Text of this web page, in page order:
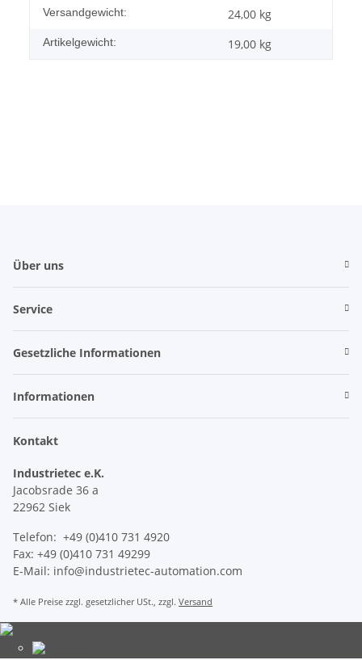
Versandgewicht: 24,00 kg
Artikelgewicht: 19,00 kg
Über uns
Service
Gesetzliche Informationen
Informationen
Kontakt
Industrietec e.K.
Jacobsrade 36 a
22962 Siek
Telefon: +49 (0)410 731 4920
Fax: +49 (0)410 731 49299
E-Mail: info@industrietec-automation.com
* Alle Preise zzgl. gesetzlicher USt., zzgl. Versand